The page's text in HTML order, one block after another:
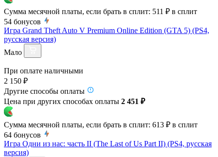
Сумма месячной платы, если брать в сплит: 511 ₽ в сплит
54 бонусов
Игра Grand Theft Auto V Premium Online Edition (GTA 5) (PS4,
русская версия)
Мало
При оплате наличными
2 150 ₽
Другие способы оплаты
Цена при других способах оплаты 2 451 ₽
Сумма месячной платы, если брать в сплит: 613 ₽ в сплит
64 бонусов
Игра Одни из нас: часть II (The Last of Us Part II) (PS4, русская
версия)